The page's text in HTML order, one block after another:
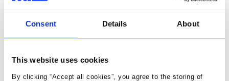
Consent Details About
This website uses cookies
By clicking “Accept all cookies”, you agree to the storing of
AMD Xilinx 产品型号
VE2202
VE2302
VE2802